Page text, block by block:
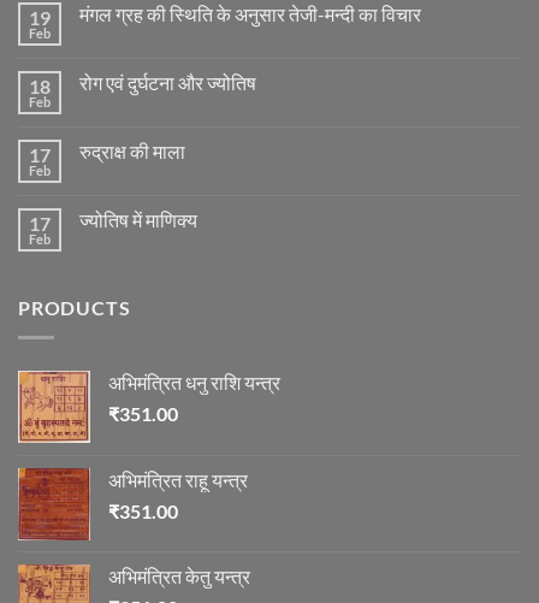
19
Feb
मंगल ग्रह की स्थिति के अनुसार तेजी-मन्दी का विचार
मंगल
के
अनुसार
विचार
18
Feb
रोग एवं दुर्घटना और ज्योतिष
रोग
ज्योतिष
17
Feb
रुद्राक्ष की माला
रुद्राक्ष
17
Feb
ज्योतिष में माणिक्य
में
PRODUCTS
अभिमंत्रित धनु राशि यन्त्र
₹351.00
अभिमंत्रित राहू यन्त्र
₹351.00
अभिमंत्रित केतु यन्त्र